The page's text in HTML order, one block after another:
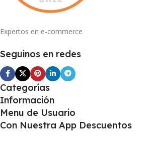
Expertos en e-commerce
Seguinos en redes
Categorías
Información
Menu de Usuario
Con Nuestra App Descuentos